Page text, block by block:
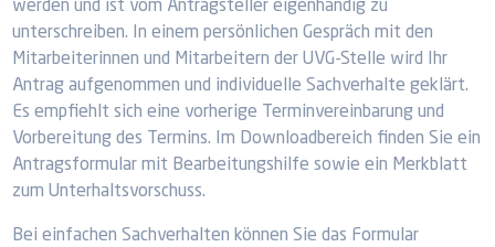
werden und ist vom Antragsteller eigenhändig zu
unterschreiben. In einem persönlichen Gespräch mit den
Mitarbeiterinnen und Mitarbeitern der UVG-Stelle wird Ihr
Antrag aufgenommen und individuelle Sachverhalte geklärt.
Es empfiehlt sich eine vorherige Terminvereinbarung und
Vorbereitung des Termins. Im Downloadbereich finden Sie ein
Antragsformular mit Bearbeitungshilfe sowie ein Merkblatt
zum Unterhaltsvorschuss.
Bei einfachen Sachverhalten können Sie das Formular